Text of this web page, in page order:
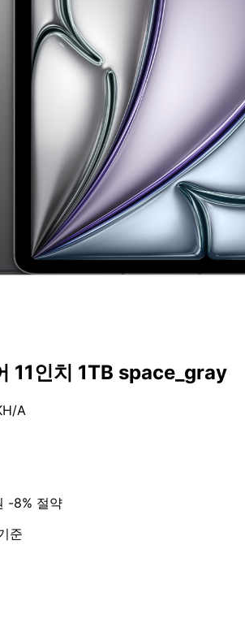
11인치 1TB space_gray
A
-8% 절약
준